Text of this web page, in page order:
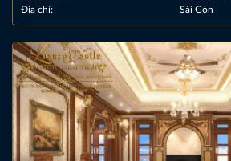
Địa chỉ:
Sài Gòn